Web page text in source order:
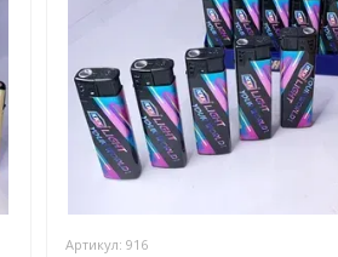
Артикул: 916